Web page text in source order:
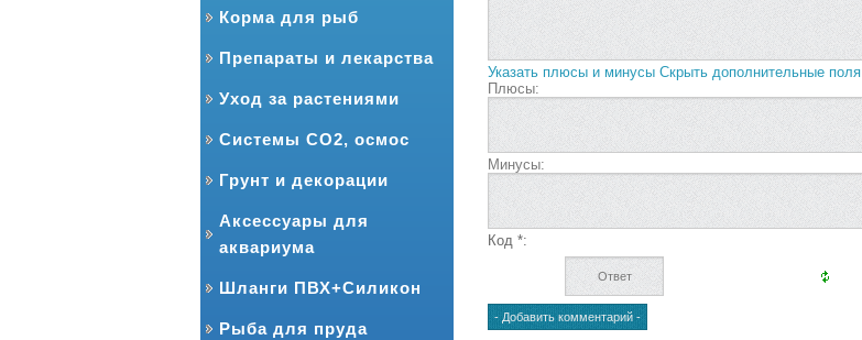
Корма для рыб
Препараты и лекарства
Уход за растениями
Системы CO2, осмос
Грунт и декорации
Аксессуары для
аквариума
Шланги ПВХ+Силикон
Рыба для пруда
Указать плюсы и минусы Скрыть дополнительные поля
Плюсы:
Минусы:
Код *: